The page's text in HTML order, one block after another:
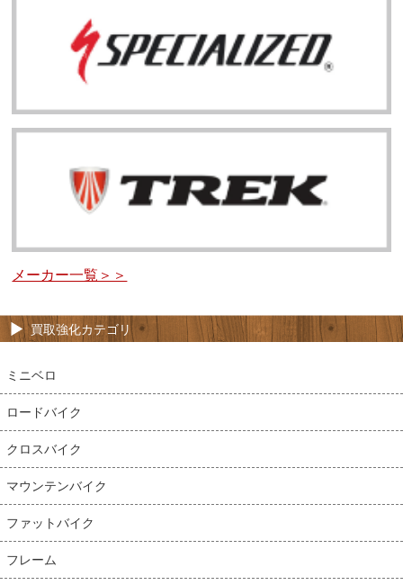
メーカー一覧＞＞
買取強化カテゴリ
ミニベロ
ロードバイク
クロスバイク
マウンテンバイク
ファットバイク
フレーム